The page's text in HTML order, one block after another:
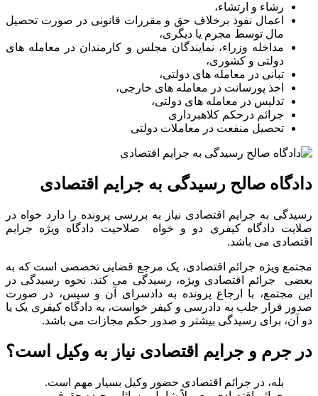
رشاء و ارتشاء،
اعمال نفوذ برخلاف حق و مقررات قانونی در صورت تحصیل
مال توسط مجرم یا دیگری،
مداخله وزراء، نمایندگان مجلس و کارمندان در معامله های
دولتی و کشوری،
تبانی در معامله های دولتی،
اخذ پورسانت در معامله های خارجی،
تدلیس در معامله های دولتی،
جرائم درحکم کلاهبرداری
تحصیل منفعت در معاملات دولتی
دادگاه صالح رسیدگی به جرایم اقتصادی
رسیدگی به جرایم اقتصادی نیاز به بررسی پرونده را دارد خواه در
صلایت دادگاه کیفری دو و خواه صلاحیت دادگاه ویژه جرایم
اقتصادی می باشد.
مجتمع ویژه جرائم اقتصادی، یک مرجع قضایی تخصصی است که به
بعضی جرائم اقتصادی ویژه، رسیدگی می کند. نحوه رسیدگی در
این مجتمع، با ارجاع پرونده به دادسرای آن و سپس، در صورت
صدور قرار جلب به دادرسی و کیفر خواست، به دادگاه کیفری یک یا
دو آن، برای رسیدگی بیشتر و صدور حکم مجازات می باشد.
در جرم و جرایم اقتصادی نیاز به وکیل است؟
بله، در جرائم اقتصادی حضور وکیل بسیار مهم است.